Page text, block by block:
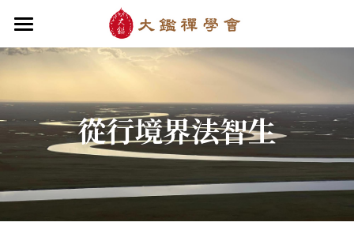
首頁
成立緣起與宗旨
關於大鑑禪堂
道場內景
大鑑導師
．梁寒衣
自畫像
芳嚴無涯/消息・活動
教法/文章/思潮
從行境界法智生